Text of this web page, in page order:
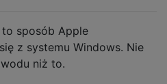
to sposób Apple
z systemu Windows. Nie
niż to.